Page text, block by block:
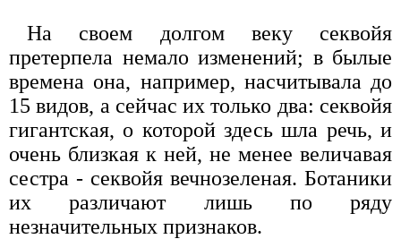
На своем долгом веку секвойя
претерпела немало изменений; в былые
времена она, например, насчитывала до
15 видов, а сейчас их только два: секвойя
гигантская, о которой здесь шла речь, и
очень близкая к ней, не менее величавая
сестра - секвойя вечнозеленая. Ботаники
их различают лишь по ряду
незначительных признаков.